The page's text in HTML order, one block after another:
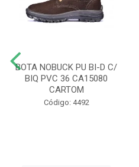
BOTA NOBUCK PU BI-D C/
BIQ PVC 36 CA15080
CARTOM
Código: 4492